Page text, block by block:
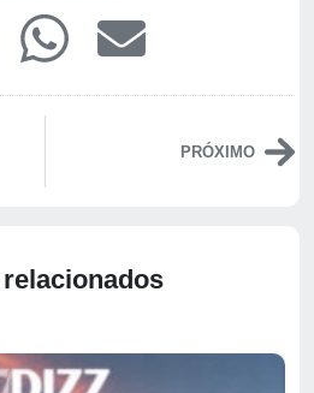
PRÓXIMO